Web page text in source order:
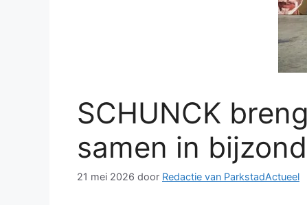
SCHUNCK
samen in
21 mei 2026 door Redactie van ParkstadActueel